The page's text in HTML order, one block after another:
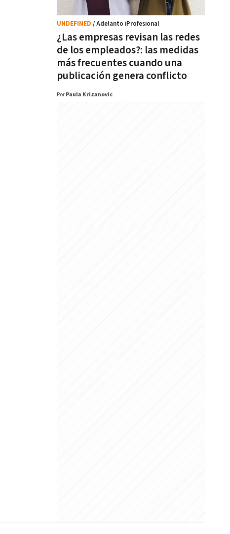
¿Las empresas revisan las redes
de los empleados?: las medidas
más frecuentes cuando una
publicación genera conflicto
UNDEFINED / Adelanto iProfesional
Por Paula Krizanovic